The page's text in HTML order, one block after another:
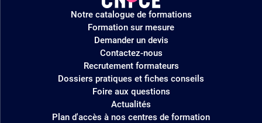
Logo
site
Notre catalogue de formations
Formation sur mesure
Demander un devis
Contactez-nous
Recrutement formateurs
Dossiers pratiques et fiches conseils
Foire aux questions
Actualités
Plan d'accès à nos centres de formation